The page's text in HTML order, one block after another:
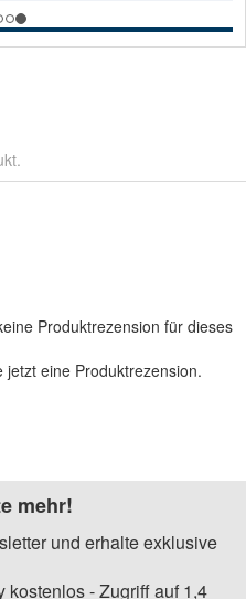
Produktrezension für dieses
jetzt eine Produktrezension.
mehr!
und erhalte exklusive
kostenlos - Zugriff auf 1,4